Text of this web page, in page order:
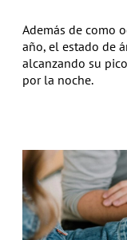
Además de como
año, el estado de
alcanzando su
por la noche.